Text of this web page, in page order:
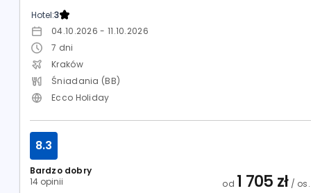
Hotel:3
04.10.2026 - 11.10.2026
7 dni
Kraków
Śniadania (BB)
Ecco Holiday
Bardzo dobry
14 opinii
8.3
od 1 705 zł/ os.